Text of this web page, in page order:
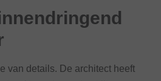
van details. De architect heeft